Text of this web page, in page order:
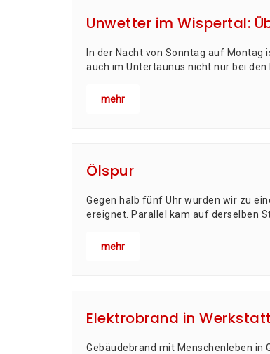
Unwetter im Wispertal:
In der Nacht von Sonn­tag auf
auch im Unter­tau­nus nicht nur bei
mehr
Ölspur
Gegen halb fünf Uhr wur­den wir zu
ereig­net. Par­al­lel kam auf der­sel­ben
mehr
Elektrobrand in Werkstatt
Gebäu­de­brand mit Men­schen­le­ben in